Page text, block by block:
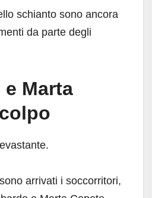
schianto sono ancora
da parte degli
Marta
arrivati i soccorritori,